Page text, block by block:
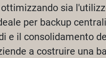
sia
per backup
e il consolidamento
a costruire una